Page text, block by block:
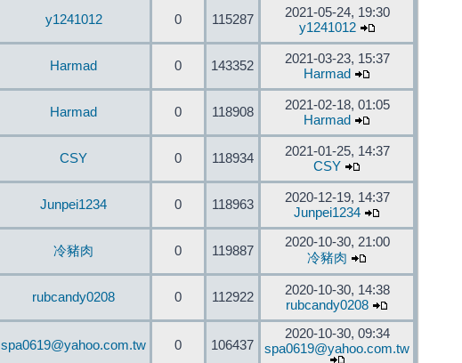
y1241012 0 115287
2021-05-24, 19:30
y1241012
Harmad 0 143352
2021-03-23, 15:37
Harmad
Harmad 0 118908
2021-02-18, 01:05
Harmad
CSY 0 118934
2021-01-25, 14:37
CSY
Junpei1234 0 118963
2020-12-19, 14:37
Junpei1234
冷豬肉 0 119887
2020-10-30, 21:00
冷豬肉
rubcandy0208 0 112922
2020-10-30, 14:38
rubcandy0208
spa0619@yahoo.com.tw 0 106437
2020-10-30, 09:34
spa0619@yahoo.com.tw